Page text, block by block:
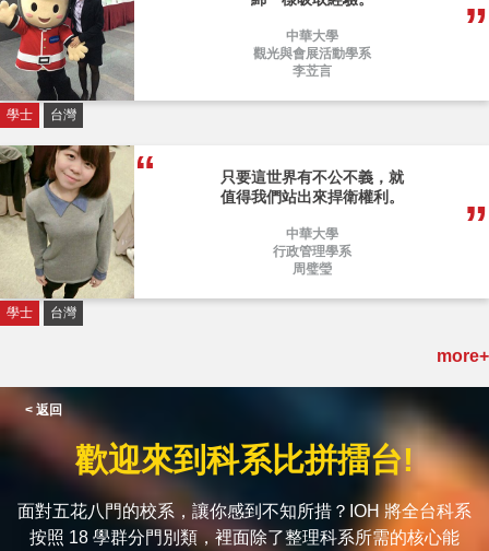
中華大學
觀光與會展活動學系
李苙言
學士 台灣
只要這世界有不公不義，就
值得我們站出來捍衛權利。
中華大學
行政管理學系
周璧瑩
學士 台灣
more+
< 返回
歡迎來到科系比拼擂台!
面對五花八門的校系，讓你感到不知所措？IOH 將全台科系
按照 18 學群分門別類，裡面除了整理科系所需的核心能